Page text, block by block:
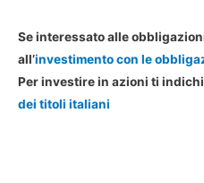
Se interessato alle
all’investimento con le
Per investire in azioni ti
dei titoli italiani